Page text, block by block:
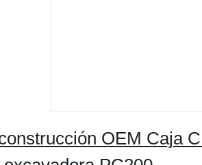
OEM Caja